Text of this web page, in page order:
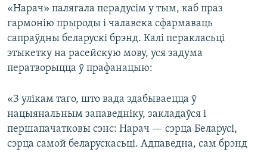
«Нарач» палягала перадусім у тым, каб праз
гармонію прыроды і чалавека сфармаваць
сапраўдны беларускі брэнд. Калі перакласьці
этыкетку на расейскую мову, уся задума
ператворыцца ў прафанацыю:
«З улікам таго, што вада здабываецца ў
нацыянальным запаведніку, закладаўся і
першапачатковы сэнс: Нарач — сэрца Беларусі,
сэрца самой беларускасьці. Адпаведна, сам брэнд